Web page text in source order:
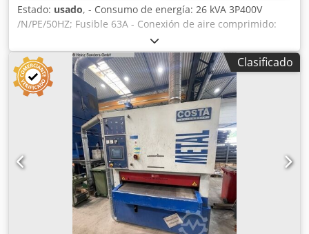
Estado: usado, - Consumo de energía: 26 kVA 3P400V
/N/PE/50HZ; Fusible 63A - Conexión de aire comprimido:
min. 5 bar, máx. 7 barras - Capacidad de extracción: min. V
= 1700 m³/h a Δp = -850 Pa mín. 20 m/s, tiempo de
seguimiento 15 s El sistema fue limpiado, empaquetado,
conservado y almacenado en el fabricante. Está completo y
listo para usar. Csdpfxowpkc Io Agqoha Las instalaciones
se pueden visitar en cualquier momento mediante cita
Clasificado